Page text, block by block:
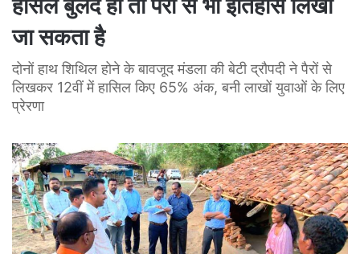
जा सकता है
दोनों हाथ शिथिल होने के बावजूद मंडला की बेटी द्रौपदी ने पैरों से
लिखकर 12वीं में हासिल किए 65% अंक, बनी लाखों युवाओं के लिए
प्रेरणा